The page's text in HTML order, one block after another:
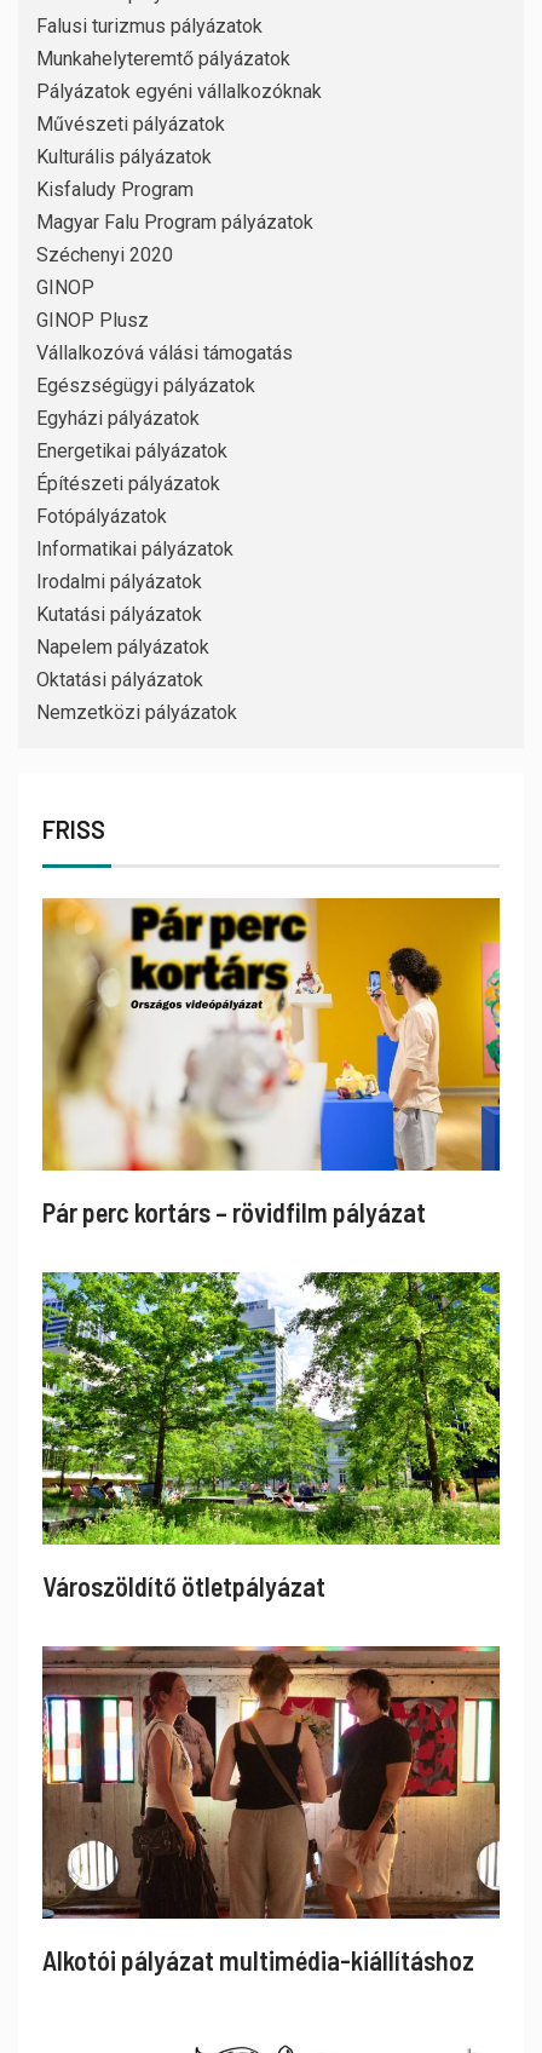
Falusi turizmus pályázatok
Munkahelyteremtő pályázatok
Pályázatok egyéni vállalkozóknak
Művészeti pályázatok
Kulturális pályázatok
Kisfaludy Program
Magyar Falu Program pályázatok
Széchenyi 2020
GINOP
GINOP Plusz
Vállalkozóvá válási támogatás
Egészségügyi pályázatok
Egyházi pályázatok
Energetikai pályázatok
Építészeti pályázatok
Fotópályázatok
Informatikai pályázatok
Irodalmi pályázatok
Kutatási pályázatok
Napelem pályázatok
Oktatási pályázatok
Nemzetközi pályázatok
FRISS
Pár perc kortárs – rövidfilm pályázat
Városzöldítő ötletpályázat
Alkotói pályázat multimédia-kiállításhoz